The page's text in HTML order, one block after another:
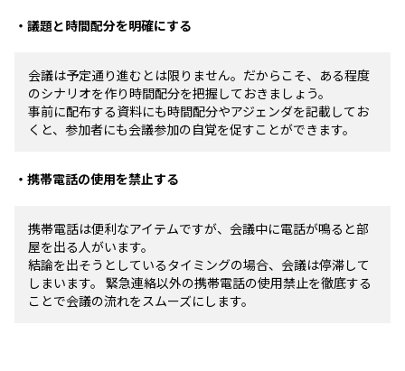
・議題と時間配分を明確にする
会議は予定通り進むとは限りません。だからこそ、ある程度
のシナリオを作り時間配分を把握しておきましょう。
事前に配布する資料にも時間配分やアジェンダを記載してお
くと、参加者にも会議参加の自覚を促すことができます。
・携帯電話の使用を禁止する
携帯電話は便利なアイテムですが、会議中に電話が鳴ると部
屋を出る人がいます。
結論を出そうとしているタイミングの場合、会議は停滞して
しまいます。 緊急連絡以外の携帯電話の使用禁止を徹底する
ことで会議の流れをスムーズにします。